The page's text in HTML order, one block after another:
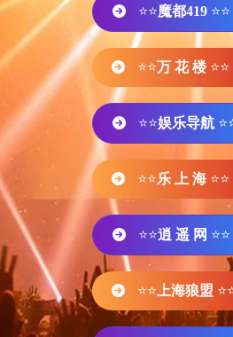
⭐⭐魔都419 ⭐⭐
⭐⭐万 花 楼 ⭐⭐
⭐⭐娱乐导航
⭐⭐乐 上 海 ⭐⭐
⭐⭐逍 遥 网 ⭐⭐
⭐⭐ 上海狼盟